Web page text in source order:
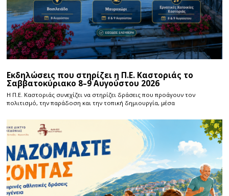
Εκδηλώσεις που στηρίζει η Π.Ε. Καστοριάς το
Σαββατοκύριακο 8–9 Αυγούστου 2026
Η Π.E. Καστοριάς συνεχίζει να στηρίζει δράσεις που προάγουν τον
πολιτισμό, την παράδοση και την τοπική δημιουργία, μέσα